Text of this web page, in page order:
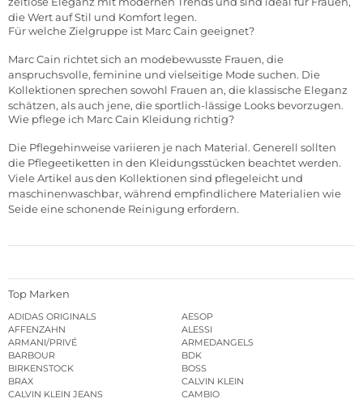
die Wert auf Stil und Komfort legen.
Für welche Zielgruppe ist Marc Cain geeignet?
Marc Cain richtet sich an modebewusste Frauen, die
anspruchsvolle, feminine und vielseitige Mode suchen. Die
Kollektionen sprechen sowohl Frauen an, die klassische Eleganz
schätzen, als auch jene, die sportlich-lässige Looks bevorzugen.
Wie pflege ich Marc Cain Kleidung richtig?
Die Pflegehinweise variieren je nach Material. Generell sollten
die Pflegeetiketten in den Kleidungsstücken beachtet werden.
Viele Artikel aus den Kollektionen sind pflegeleicht und
maschinenwaschbar, während empfindlichere Materialien wie
Seide eine schonende Reinigung erfordern.
Top Marken
ADIDAS ORIGINALS
AESOP
AFFENZAHN
ALESSI
ARMANI/PRIVÉ
ARMEDANGELS
BARBOUR
BDK
BIRKENSTOCK
BOSS
BRAX
CALVIN KLEIN
CALVIN KLEIN JEANS
CAMBIO